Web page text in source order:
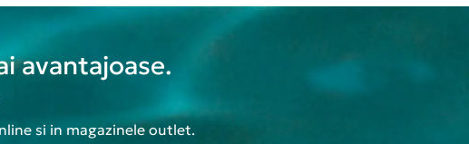
avantajoase.
si in magazinele outlet.